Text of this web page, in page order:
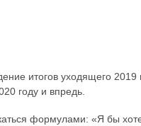
итогов уходящего 2019
году и впредь.
формулами: «Я бы